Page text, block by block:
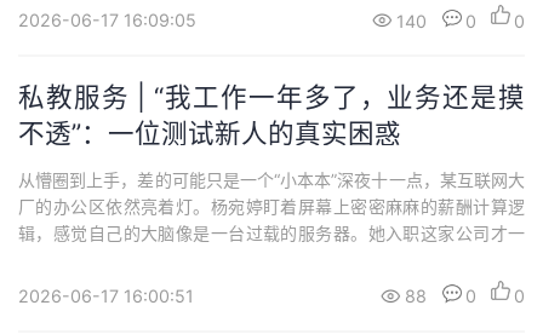
一次用例失败，花了多久找到出错时的界面？一、用例失败了你才
2026-06-17 16:09:05 140 0 0
私教服务 | “我工作一年多了，业务还是摸
不透”：一位测试新人的真实困惑
从懵圈到上手，差的可能只是一个“小本本”深夜十一点，某互联网大
厂的办公区依然亮着灯。杨宛婷盯着屏幕上密密麻麻的薪酬计算逻
辑，感觉自己的大脑像是一台过载的服务器。她入职这家公司才一
据源取值——基本工资、高管标识、离职补偿N+1规则……每一个环
2026-06-17 16:00:51 88 0 0